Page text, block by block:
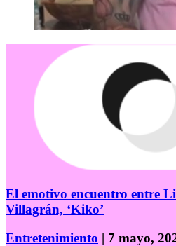
El emotivo encuentro entre
Villagrán, ‘Kiko’
Entretenimiento | 7 mayo,